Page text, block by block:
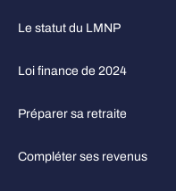
Le statut du LMNP
Loi finance de 2024
Préparer sa retraite
Compléter ses revenus